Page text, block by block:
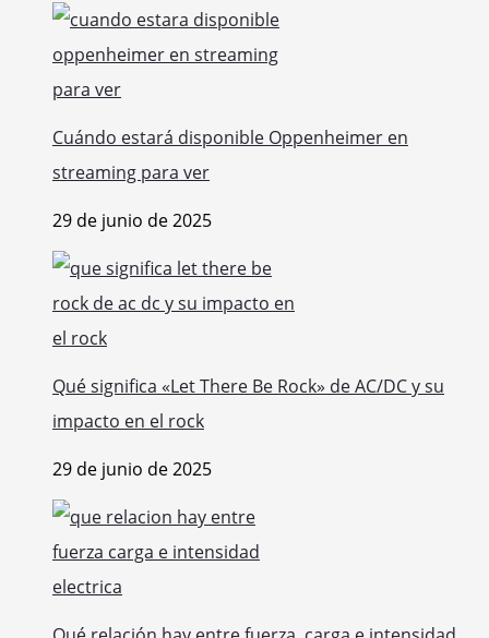
Cuándo estará disponible Oppenheimer en
streaming para ver
29 de junio de 2025
Qué significa «Let There Be Rock» de AC/DC y su
impacto en el rock
29 de junio de 2025